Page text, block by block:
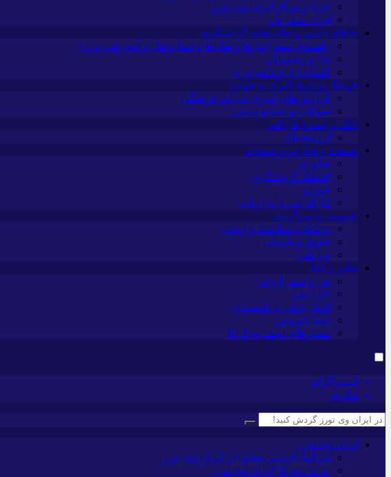
خرید رپورتاژ ایران وی تورز
ایران سفر تور
جاهای دیدنی و جاذبه‌های گردشگری
راهنمای سفر (تورها و هتل‌ها و حمل‌و‌نقل و آموزشی و…)
غذا و رستوران
کشاورزی و دامپروری
فرهنگ و تاریخ (ایران و جهان)
گزارش‌های خبری میراث فرهنگی
سوغات و صنایع دستی
بانک و بیمه و فارکس
ارزدیجیتال
صنعت و تجارت و خدمات
فناوری
اقتصاد گردشگری
خودرو
کارآفرینی و بازاریابی
عمومی و سرگرمی
پزشکی، سلامت و زیبایی
حقوق و قضایی
ورزشی
سایر راه‌ها
تور و سفر ایرانی
کارا دیلی
اخبار بانکی و اقتصادی
بلیط اتوبوس
مسیرهای نجف به کربلا
اینستاگرام
تلگرام
ایران وی تورز
شرایط بازنشر محتوا در ایران وی تورز
خرید رپورتاژ ایران وی تورز